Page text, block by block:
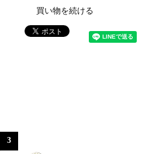
買い物を続ける
3